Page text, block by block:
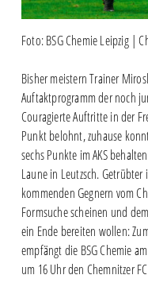
Foto: BSG Chemie Leipzig |
Bisher meistern Trainer
Auftaktprogramm der noch
Couragierte Auftritte in der
Punkt belohnt, zuhause
sechs Punkte im AKS
Laune in Leutzsch.
kommenden Gegnern vom
Formsuche scheinen und
ein Ende bereiten wollen:
empfängt die BSG Chemie
um 16 Uhr den Chemnitzer